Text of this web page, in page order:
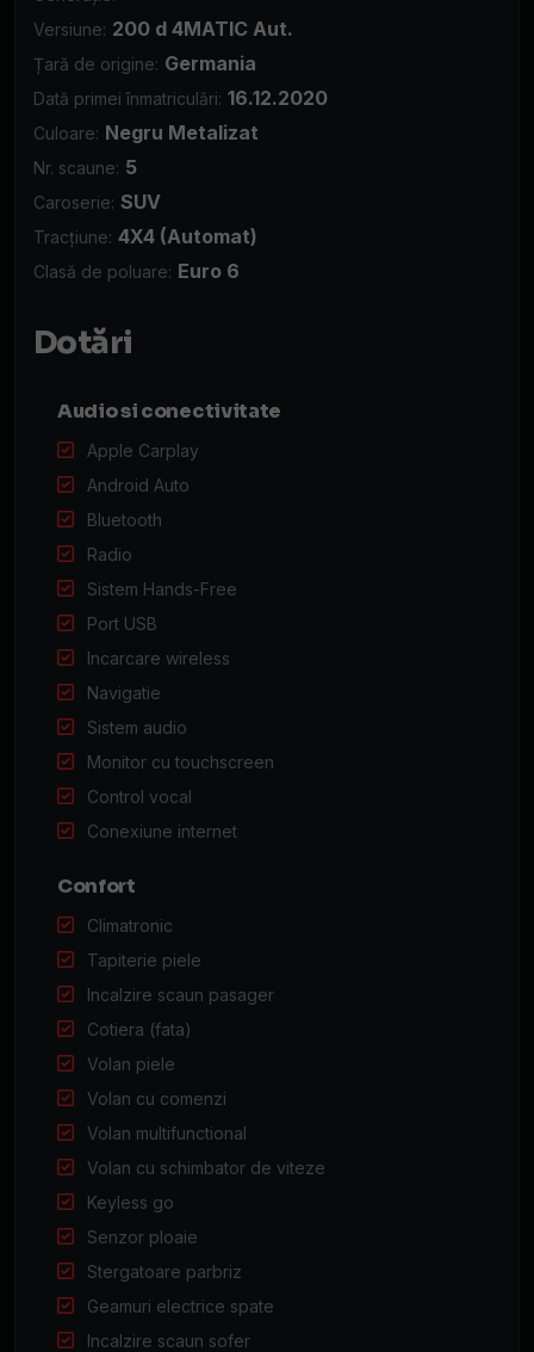
Versiune: 200 d 4MATIC Aut.
Țară de origine: Germania
Dată primei înmatriculări: 16.12.2020
Culoare: Negru Metalizat
Nr. scaune: 5
Caroserie: SUV
Tracțiune: 4X4 (Automat)
Clasă de poluare: Euro 6
Dotări
Audio si conectivitate
Apple Carplay
Android Auto
Bluetooth
Radio
Sistem Hands-Free
Port USB
Incarcare wireless
Navigatie
Sistem audio
Monitor cu touchscreen
Control vocal
Conexiune internet
Confort
Climatronic
Tapiterie piele
Incalzire scaun pasager
Cotiera (fata)
Volan piele
Volan cu comenzi
Volan multifunctional
Volan cu schimbator de viteze
Keyless go
Senzor ploaie
Stergatoare parbriz
Geamuri electrice spate
Incalzire scaun sofer